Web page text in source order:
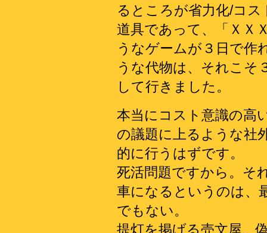
るところが省力化/コ
道具であって、「ＸＸ
うなゲームが３日で作
うな代物は、それこそ
して行きました。
本当にコスト意識の高
の議題に上るような社
的に行うはずです。
死活問題ですから。そ
車になるというのは、
でもない。
提灯を掲げる売文屋、